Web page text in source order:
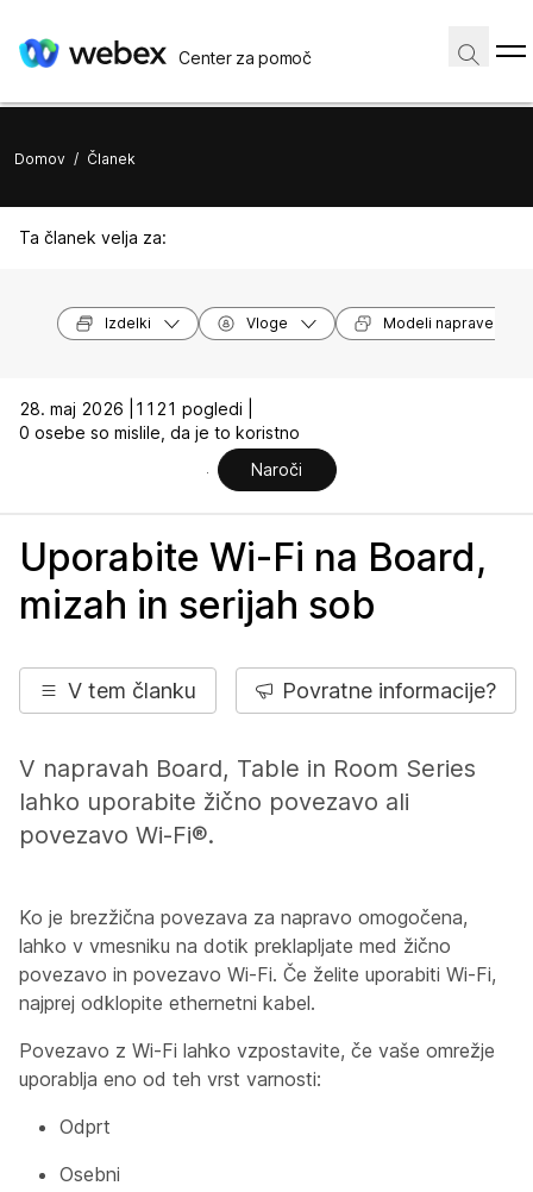
Center za pomoč
Domov / Članek
Ta članek velja za:
Izdelki Vloge Modeli naprave
28. maj 2026 |
1121 pogledi |
0 osebe so mislile, da je to koristno
Naroči
Uporabite Wi-Fi na Board,
mizah in serijah sob
V tem članku Povratne informacije?
V napravah Board, Table in Room Series
lahko uporabite žično povezavo ali
povezavo Wi-Fi®.
Ko je brezžična povezava za napravo omogočena,
lahko v vmesniku na dotik preklapljate med žično
povezavo in povezavo Wi-Fi. Če želite uporabiti Wi-Fi,
najprej odklopite ethernetni kabel.
Povezavo z Wi-Fi lahko vzpostavite, če vaše omrežje
uporablja eno od teh vrst varnosti:
Odprt
Osebni